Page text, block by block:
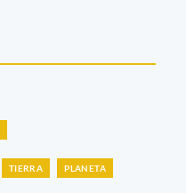
TIERRA PLANETA